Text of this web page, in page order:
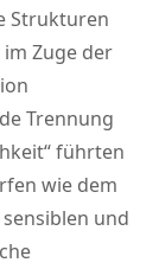
Strukturen
Zuge der
Trennung
führten
wie dem
und